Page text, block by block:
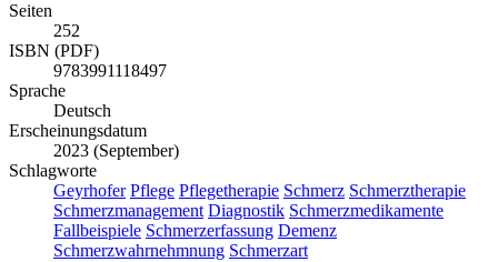
Seiten
252
ISBN (PDF)
9783991118497
Sprache
Deutsch
Erscheinungsdatum
2023 (September)
Schlagworte
Geyrhofer Pflege Pflegetherapie Schmerz Schmerztherapie
Schmerzmanagement Diagnostik Schmerzmedikamente
Fallbeispiele Schmerzerfassung Demenz
Schmerzwahrnehmnung Schmerzart